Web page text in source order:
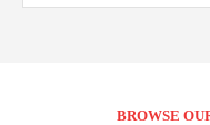
BROWSE